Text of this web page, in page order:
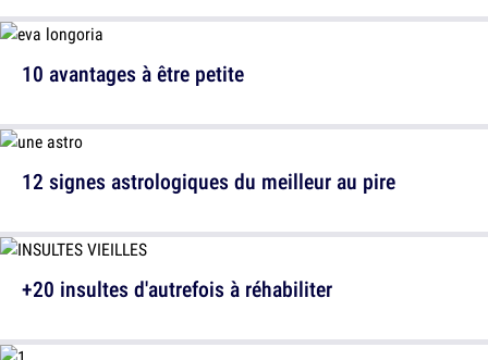
10 avantages à être petite
+20 insultes d'autrefois à réhabiliter
12 signes astrologiques du meilleur au pire